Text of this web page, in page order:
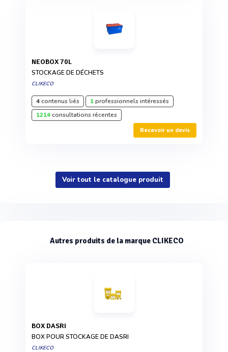
NEOBOX 70L
STOCKAGE DE DÉCHETS
CLIKECO
4contenus liés 1professionnels intéressés
1214consultations récentes
Recevoir un devis
Voir tout le catalogue produit
Autres produits de la marque CLIKECO
BOX DASRI
BOX POUR STOCKAGE DE DASRI
CLIKECO